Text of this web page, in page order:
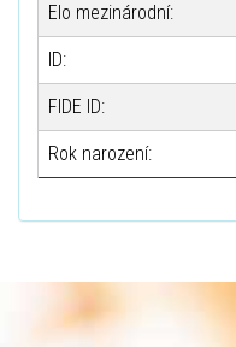
Elo mezinárodní:
ID:
FIDE ID:
Rok narození: